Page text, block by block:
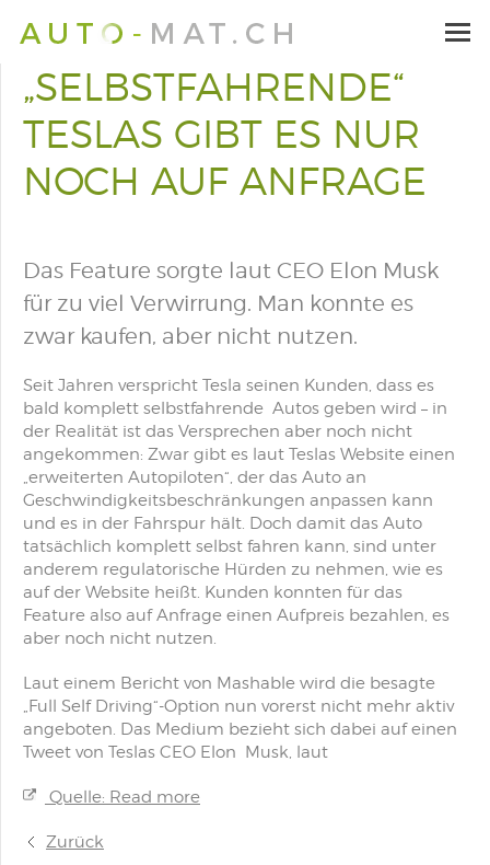
„SELBSTFAHRENDE“
TESLAS GIBT ES NUR
NOCH AUF ANFRAGE
Das Feature sorgte laut CEO Elon Musk
für zu viel Verwirrung. Man konnte es
zwar kaufen, aber nicht nutzen.
Seit Jahren verspricht Tesla seinen Kunden, dass es
bald komplett selbstfahrende Autos geben wird – in
der Realität ist das Versprechen aber noch nicht
angekommen: Zwar gibt es laut Teslas Website einen
„erweiterten Autopiloten“, der das Auto an
Geschwindigkeitsbeschränkungen anpassen kann
und es in der Fahrspur hält. Doch damit das Auto
tatsächlich komplett selbst fahren kann, sind unter
anderem regulatorische Hürden zu nehmen, wie es
auf der Website heißt. Kunden konnten für das
Feature also auf Anfrage einen Aufpreis bezahlen, es
aber noch nicht nutzen.
Laut einem Bericht von Mashable wird die besagte
„Full Self Driving“-Option nun vorerst nicht mehr aktiv
angeboten. Das Medium bezieht sich dabei auf einen
Tweet von Teslas CEO Elon Musk, laut
Quelle: Read more
Zurück